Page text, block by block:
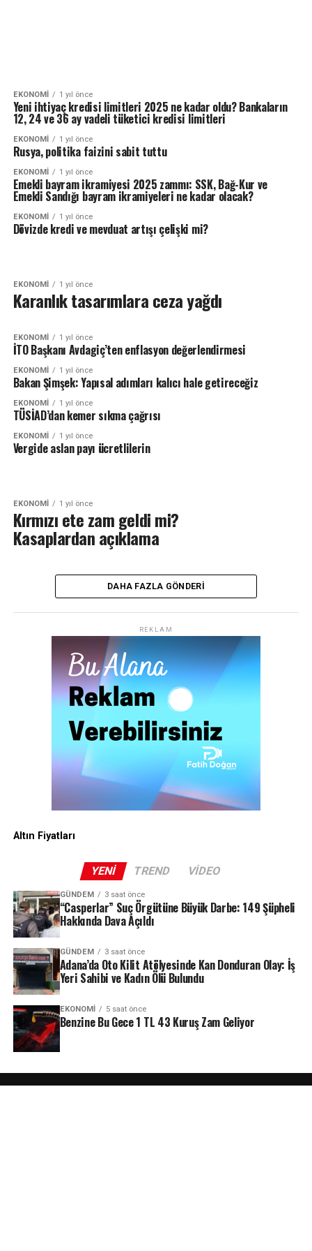
EKONOMI 1 yıl önce
Yeni ihtiyaç kredisi limitleri 2025 ne kadar oldu? Bankaların
12, 24 ve 36 ay vadeli tüketici kredisi limitleri
EKONOMI 1 yıl önce
Rusya, politika faizini sabit tuttu
EKONOMI 1 yıl önce
Emekli bayram ikramiyesi 2025 zammı: SSK, Bağ-Kur ve
Emekli Sandığı bayram ikramiyeleri ne kadar olacak?
EKONOMI 1 yıl önce
Dövizde kredi ve mevduat artışı çelişki mi?
EKONOMI 1 yıl önce
Karanlık tasarımlara ceza yağdı
EKONOMI 1 yıl önce
İTO Başkanı Avdagiç’ten enflasyon değerlendirmesi
EKONOMI 1 yıl önce
Bakan Şimşek: Yapısal adımları kalıcı hale getireceğiz
EKONOMI 1 yıl önce
TÜSİAD’dan kemer sıkma çağrısı
EKONOMI 1 yıl önce
Vergide aslan payı ücretlilerin
EKONOMI 1 yıl önce
Kırmızı ete zam geldi mi?
Kasaplardan açıklama
DAHA FAZLA GÖNDERI
REKLAM
Altın Fiyatları
YENI TREND VIDEO
GÜNDEM 3 saat önce
“Casperlar” Suç Örgütüne Büyük Darbe: 149 Şüpheli
Hakkında Dava Açıldı
GÜNDEM 3 saat önce
Adana’da Oto Kilit Atölyesinde Kan Donduran Olay: İş
Yeri Sahibi ve Kadın Ölü Bulundu
EKONOMI 5 saat önce
Benzine Bu Gece 1 TL 43 Kuruş Zam Geliyor